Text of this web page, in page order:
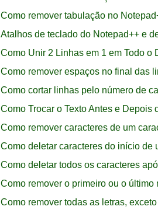
Como remover tabulação no
Atalhos de teclado do Notepad++ e
Como Unir 2 Linhas em 1 em Todo o
Como remover espaços no final das
Como cortar linhas pelo número de
Como Trocar o Texto Antes e Depois
Como remover caracteres de um
Como deletar caracteres do início de
Como deletar todos os caracteres
Como remover o primeiro ou o
Como remover todas as letras,